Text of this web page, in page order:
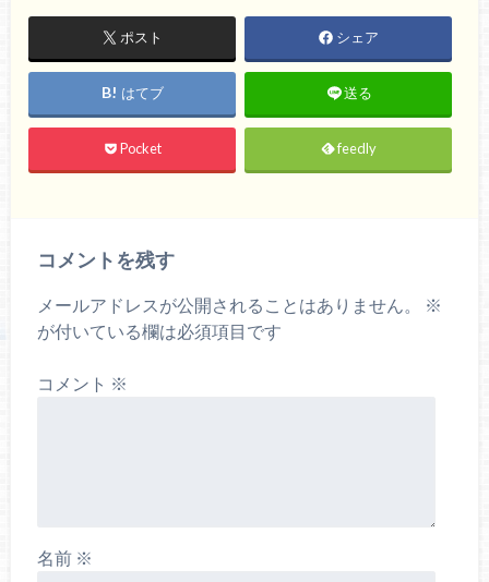
ポスト シェア
はてブ 送る
Pocket feedly
コメントを残す
メールアドレスが公開されることはありません。
※
が付いている欄は必須項目です
コメント ※
名前 ※